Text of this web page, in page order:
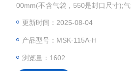
00mm(不含气袋，550是封口尺寸);
封口宽度5mm(可定制)；功能：软
以及真空针刺后二次封口、二次封
力Max:275Kg；电池夹的压力
更新时间：2025-08-04
产品型号：MSK-115A-H
浏览量：1602